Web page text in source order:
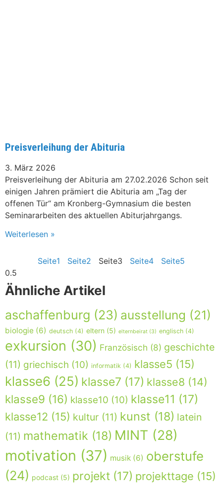
Preisverleihung der Abituria
3. März 2026
Preisverleihung der Abituria am 27.02.2026 Schon seit
einigen Jahren prämiert die Abituria am „Tag der
offenen Tür“ am Kronberg-Gymnasium die besten
Seminararbeiten des aktuellen Abiturjahrgangs.
Weiterlesen »
Seite1 Seite2 Seite3 Seite4 Seite5
Ähnliche Artikel
aschaffenburg (23) ausstellung (21)
biologie (6) deutsch (4) eltern (5) elternbeirat (3) englisch (4)
exkursion (30) Französisch (8) geschichte
(11) griechisch (10) informatik (4) klasse5 (15)
klasse6 (25) klasse7 (17) klasse8 (14)
klasse9 (16) klasse10 (10) klasse11 (17)
klasse12 (15) kultur (11) kunst (18) latein
(11) mathematik (18) MINT (28)
motivation (37) musik (6) oberstufe
(24) podcast (5) projekt (17) projekttage (15)